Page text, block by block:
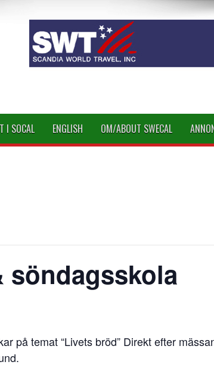
I SOCAL ENGLISH OM/ABOUT SWECAL
söndagsskola
på temat “Livets bröd” Direkt efter